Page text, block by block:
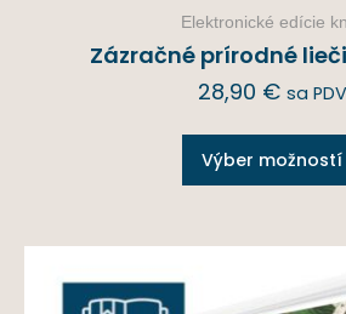
Elektronické edície
Zázračné prírodné
28,90 € sa PDV
Výber možností